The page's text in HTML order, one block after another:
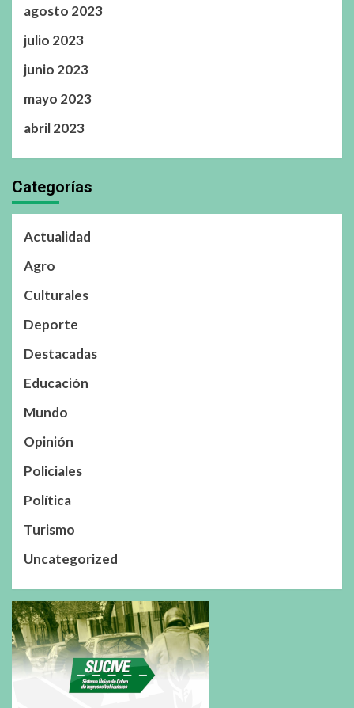
agosto 2023
julio 2023
junio 2023
mayo 2023
abril 2023
Categorías
Actualidad
Agro
Culturales
Deporte
Destacadas
Educación
Mundo
Opinión
Policiales
Política
Turismo
Uncategorized